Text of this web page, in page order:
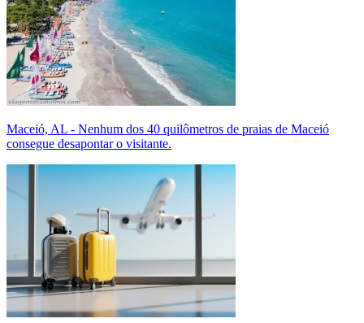
Maceió, AL - Nenhum dos 40 quilômetros de praias de Maceió
consegue desapontar o visitante.